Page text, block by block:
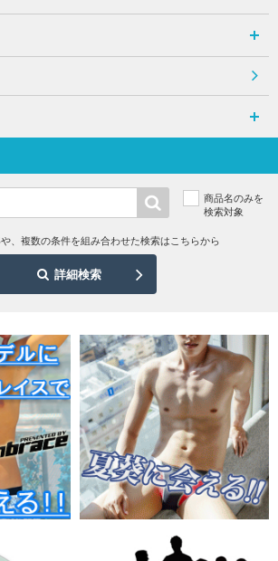
商品名のみを
検索対象
、複数の条件を組み合わせた検索はこちらから
詳細検索